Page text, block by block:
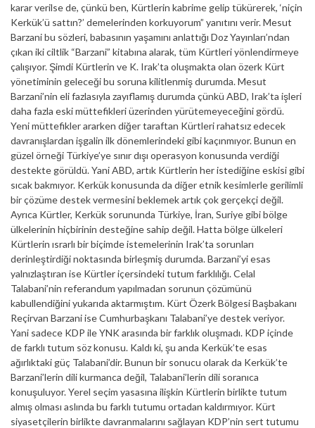
karar verilse de, çünkü ben, Kürtlerin kabrime gelip tükürerek, ‘niçin
Kerkük’ü sattın?’ demelerinden korkuyorum” yanıtını verir. Mesut
Barzani bu sözleri, babasının yaşamını anlattığı Doz Yayınları’ndan
çıkan iki ciltlik “Barzani” kitabına alarak, tüm Kürtleri yönlendirmeye
çalışıyor. Şimdi Kürtlerin ve K. Irak’ta oluşmakta olan özerk Kürt
yönetiminin geleceği bu soruna kilitlenmiş durumda. Mesut
Barzani’nin eli fazlasıyla zayıflamış durumda çünkü ABD, Irak’ta işleri
daha fazla eski müttefikleri üzerinden yürütemeyeceğini gördü.
Yeni müttefikler ararken diğer taraftan Kürtleri rahatsız edecek
davranışlardan işgalin ilk dönemlerindeki gibi kaçınmıyor. Bunun en
güzel örneği Türkiye’ye sınır dışı operasyon konusunda verdiği
destekte görüldü. Yani ABD, artık Kürtlerin her istediğine eskisi gibi
sıcak bakmıyor. Kerkük konusunda da diğer etnik kesimlerle gerilimli
bir çözüme destek vermesini beklemek artık çok gerçekçi değil.
Ayrıca Kürtler, Kerkük sorununda Türkiye, İran, Suriye gibi bölge
ülkelerinin hiçbirinin desteğine sahip değil. Hatta bölge ülkeleri
Kürtlerin ısrarlı bir biçimde istemelerinin Irak’ta sorunları
derinleştirdiği noktasında birleşmiş durumda. Barzani’yi esas
yalnızlaştıran ise Kürtler içersindeki tutum farklılığı. Celal
Talabani’nin referandum yapılmadan sorunun çözümünü
kabullendiğini yukarıda aktarmıştım. Kürt Özerk Bölgesi Başbakanı
Reçirvan Barzani ise Cumhurbaşkanı Talabani’ye destek veriyor.
Yani sadece KDP ile YNK arasında bir farklık oluşmadı. KDP içinde
de farklı tutum söz konusu. Kaldı ki, şu anda Kerkük’te esas
ağırlıktaki güç Talabani’dir. Bunun bir sonucu olarak da Kerkük’te
Barzani’lerin dili kurmanca değil, Talabani’lerin dili soranıca
konuşuluyor. Yerel seçim yasasına ilişkin Kürtlerin birlikte tutum
almış olması aslında bu farklı tutumu ortadan kaldırmıyor. Kürt
siyasetçilerin birlikte davranmalarını sağlayan KDP’nin sert tutumu